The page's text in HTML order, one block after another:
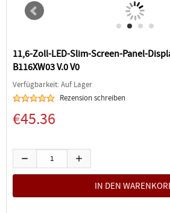
11,6-Zoll-LED-Slim-Screen-Panel-
B116XW03 V.0 V0
Verfügbarkeit: Auf Lager
Rezension schreiben
€45.36